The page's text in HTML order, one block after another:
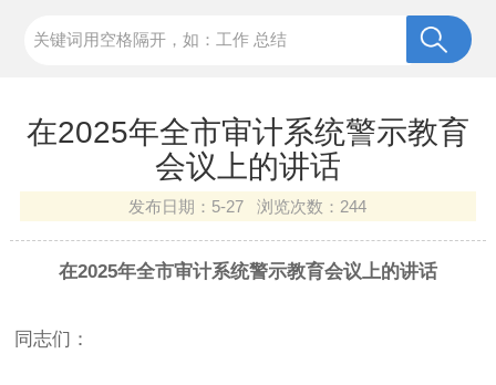
在2025年全市审计系统警示教育
会议上的讲话
发布日期： 5-27 浏览次数： 244
在2025年全市审计系统警示教育会议上的讲话
同志们：